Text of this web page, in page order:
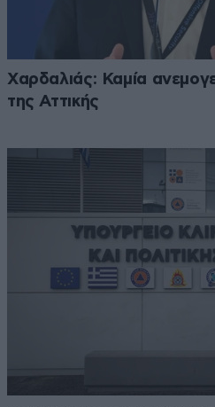
Χαρδαλιάς: Καμία
της Αττικής